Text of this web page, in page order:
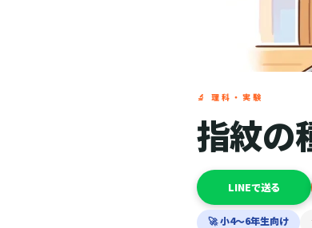
🔬 理科・実験
指紋の
LINEで送る
🚀 小4〜6年生向け